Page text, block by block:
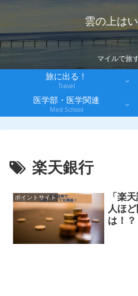
雲の上は
マイルで旅
旅に出る！
Travel
医学部・医学関連
Med School
楽天銀行
ポイントサイト
「楽
人ほ
は！？